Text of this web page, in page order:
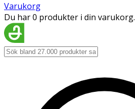
Varukorg
Du har 0 produkter i din varukorg.